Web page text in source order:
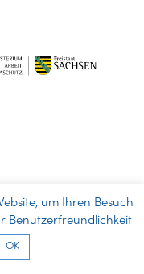
um Ihren Besuch
Benutzerfreundlichkeit
OK